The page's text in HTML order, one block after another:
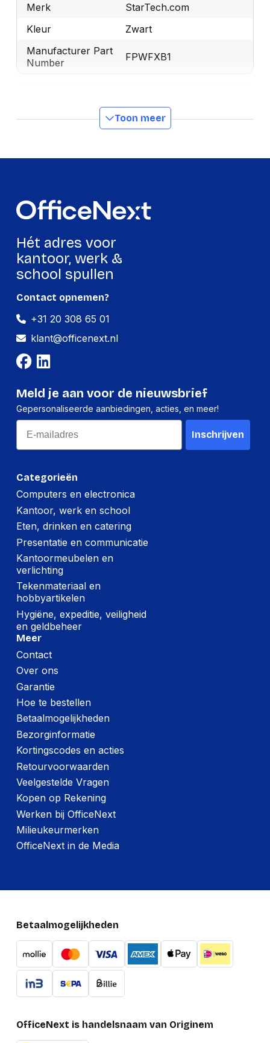
Merk
StarTech.com
Kleur
Zwart
Manufacturer Part
Number
FPWFXB1
Materiaal behuizing
Kunststof, Staal
Verbeterd
kabelbeheer
Nee
Afstand tot de muur
(max.)
Ingebouwd spirit
niveau
Gewicht en omvang
Diepte (max)
Inclusief schroeven
Ja
GebruikershandleidingJa
Inclusief verankering
afstandsstuk
Sluitringen
inbegrepen
Ophangbeugel
adapter inbegrepen
Ja
Logistieke gegevens
(Buitenste)
hoofdverpakking
hoogte
210 mm
hoofdverpakking
lengte
(Buitenste)
hoofdverpakking
breedte
Code
geharmoniseerd
systeem (HS)
Montage
Montagewijze
Maximale
schermgrootte
gewichtscapaciteit
Paneelmontage-
100 x 100, 100 x
200, 200 x 100, 200
x 200, 200 x 300,
400 x 400, 600 x
200, 600 x 300, 600
Toon meer
Hét adres voor
kantoor, werk &
school spullen
Categorieën
Computers en electronica
Kantoor, werk en school
Eten, drinken en catering
Presentatie en communicatie
Kantoormeubelen en
verlichting
Tekenmateriaal en
hobbyartikelen
Hygiëne, expeditie, veiligheid
en geldbeheer
Meer
Contact
Over ons
Garantie
Hoe te bestellen
Betaalmogelijkheden
Bezorginformatie
Kortingscodes en acties
Retourvoorwaarden
Veelgestelde Vragen
Kopen op Rekening
Werken bij OfficeNext
Milieukeurmerken
OfficeNext in de Media
Contact opnemen?
+31 20 308 65 01
klant@officenext.nl
Meld je aan voor de nieuwsbrief
Gepersonaliseerde aanbiedingen, acties, en meer!
Email
Inschrijven
Betaalmogelijkheden
OfficeNext is handelsnaam van Originem